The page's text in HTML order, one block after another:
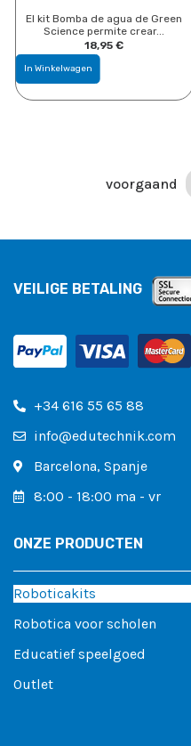
El kit Bomba de agua de Green
Science permite crear...
18,95​€
In Winkelwagen
voorgaand
VEILIGE BETALING
+34 616 55 65 88
info@edutechnik.com
Barcelona, ​​Spanje
8:00 - 18:00 ma - vr
ONZE PRODUCTEN
Roboticakits
Robotica voor scholen
Educatief speelgoed
Outlet